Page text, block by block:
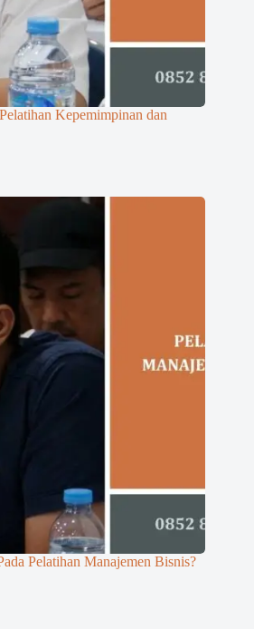
Kepemimpinan dan
Pelatihan Manajemen Bisnis?